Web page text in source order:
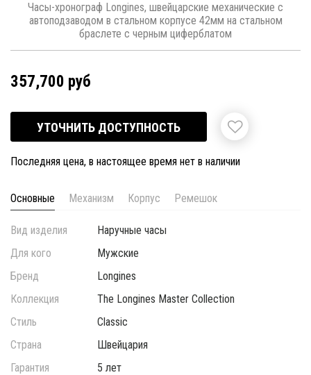
Часы-хронограф Longines, швейцарские механические с
автоподзаводом в стальном корпусе 42мм на стальном
браслете с черным циферблатом
357,700 руб
УТОЧНИТЬ ДОСТУПНОСТЬ
Последняя цена, в настоящее время нет в наличии
Основные Механизм Корпус Ремешок
Вид изделия
Наручные часы
Для кого
Мужские
Бренд
Longines
Коллекция
The Longines Master Collection
Стиль
Classic
Страна
Швейцария
Гарантия
5 лет